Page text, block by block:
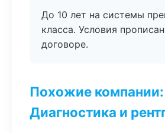
До 10 лет на системы
класса. Условия
договоре.
Похожие компании:
Диагностика и